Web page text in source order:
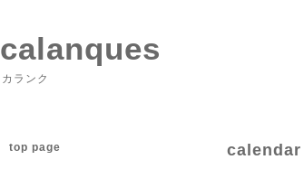
calanques
カランク
calendar
top page